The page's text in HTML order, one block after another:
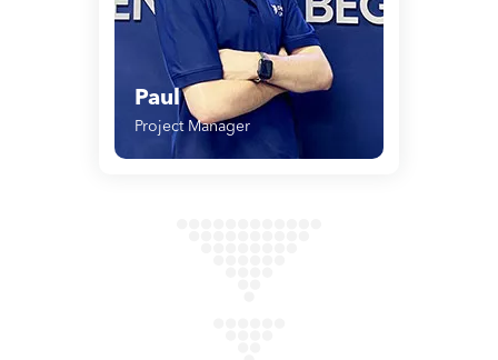
Paul
Project Manager